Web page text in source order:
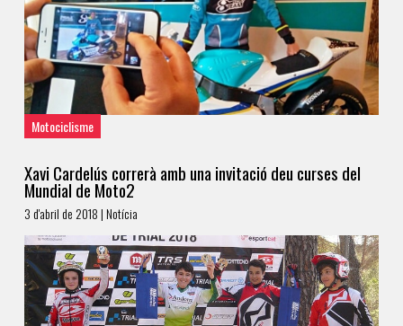
Motociclisme
Xavi Cardelús correrà amb una invitació deu curses del
Mundial de Moto2
3 d'abril de 2018 | Notícia